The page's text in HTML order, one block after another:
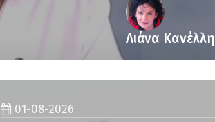
Λιάνα Κανέλλη
01-08-2026